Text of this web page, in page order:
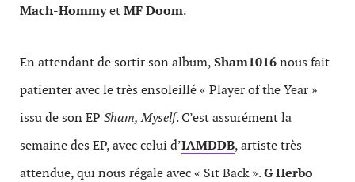
Mach-HommyetMF Doom.
En attendant de sortir son album,Sham1016nous fait
patienter avec le très ensoleillé « Player of the Year »
issu de son EP Sham, Myself. C’est assurément la
semaine des EP, avec celui d’IAMDDB, artiste très
attendue, qui nous régale avec « Sit Back ».G Herbo